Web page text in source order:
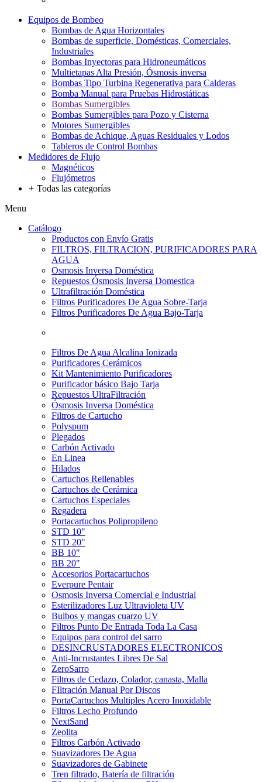
Equipos de Bombeo
Bombas de Agua Horizontales
Bombas de superficie, Domésticas, Comerciales,
Industriales
Bombas Inyectoras para Hidroneumáticos
Multietapas Alta Presión, Ósmosis inversa
Bombas Tipo Turbina Regenerativa para Calderas
Bomba Manual para Pruebas Hidrostáticas
Bombas Sumergibles
Bombas Sumergibles para Pozo y Cisterna
Motores Sumergibles
Bombas de Achique, Aguas Residuales y Lodos
Tableros de Control Bombas
Medidores de Flujo
Magnéticos
Flujómetros
+ Todas las categorías
Menu
Catálogo
Productos con Envío Gratis
FILTROS, FILTRACION, PURIFICADORES PARA
AGUA
Osmosis Inversa Doméstica
Repuestos Ósmosis Inversa Domestica
Ultrafiltración Doméstica
Filtros Purificadores De Agua Sobre-Tarja
Filtros Purificadores De Agua Bajo-Tarja
Filtros De Agua Alcalina Ionizada
Purificadores Cerámicos
Kit Mantenimiento Purificadores
Purificador básico Bajo Tarja
Repuestos UltraFiltración
Ósmosis Inversa Doméstica
Filtros de Cartucho
Polyspum
Plegados
Carbón Activado
En Linea
Hilados
Cartuchos Rellenables
Cartuchos de Cerámica
Cartuchos Especiales
Regadera
Portacartuchos Polipropileno
STD 10"
STD 20"
BB 10"
BB 20"
Accesorios Portacartuchos
Everpure Pentair
Osmosis Inversa Comercial e Industrial
Esterilizadores Luz Ultravioleta UV
Bulbos y mangas cuarzo UV
Filtros Punto De Entrada Toda La Casa
Equipos para control del sarro
DESINCRUSTADORES ELECTRONICOS
Anti-Incrustantes Libres De Sal
ZeroSarro
Filtros de Cedazo, Colador, canasta, Malla
FIltración Manual Por Discos
PortaCartuchos Multiples Acero Inoxidable
Filtros Lecho Profundo
NextSand
Zeolita
Filtros Carbón Activado
Suavizadores De Agua
Suavizadores de Gabinete
Tren filtrado, Batería de filtración